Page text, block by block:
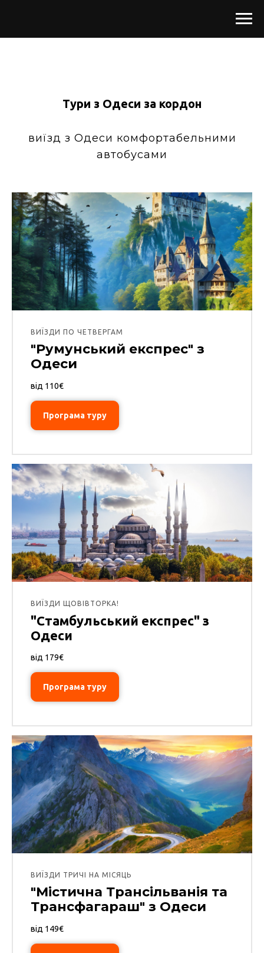
Тури з Одеси за кордон
виїзд з Одеси комфортабельними
автобусами
ВИЇЗДИ ПО ЧЕТВЕРГАМ
"Румунський експрес" з
Одеси
від 110€
Програма туру
ВИЇЗДИ ЩОВІВТОРКА!
"Стамбульський експрес" з
Одеси
від 179€
Програма туру
ВИЇЗДИ ТРИЧІ НА МІСЯЦЬ
"Містична Трансільванія та
Трансфагараш" з Одеси
від 149€